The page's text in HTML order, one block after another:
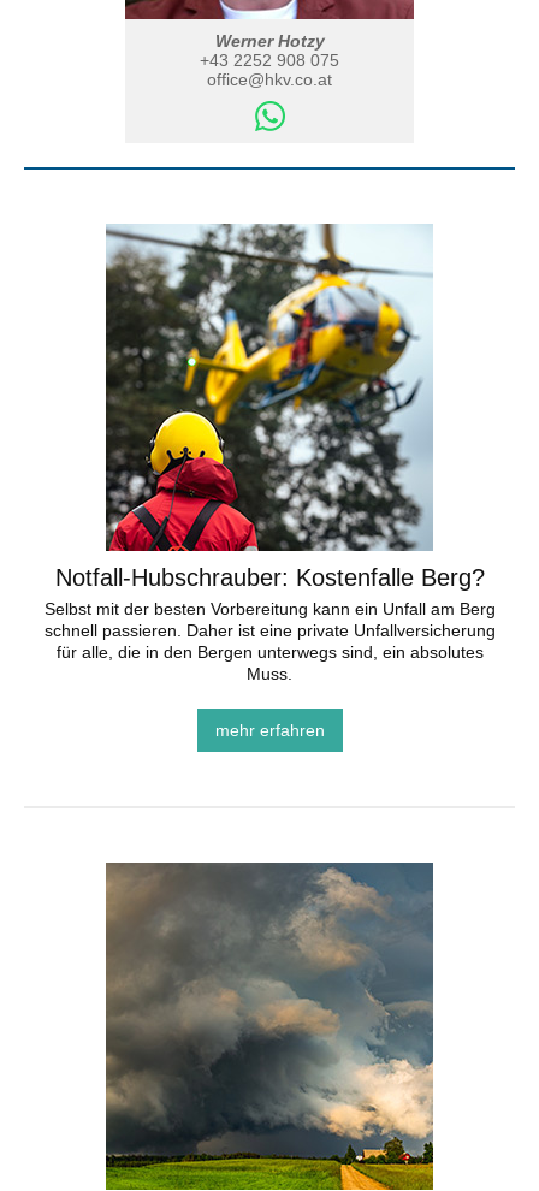
Werner Hotzy
+43 2252 908 075
office@hkv.co.at
Notfall-Hubschrauber: Kostenfalle Berg?
Selbst mit der besten Vorbereitung kann ein Unfall am Berg
schnell passieren. Daher ist eine private Unfallversicherung
für alle, die in den Bergen unterwegs sind, ein absolutes
Muss.
mehr erfahren